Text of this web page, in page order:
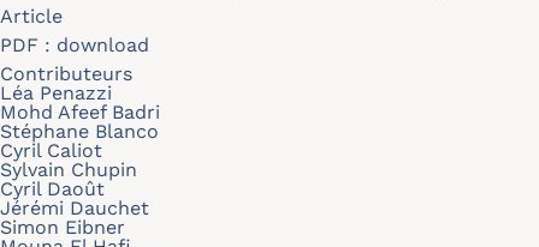
Article
PDF : download
Contributeurs
Léa Penazzi
Mohd Afeef Badri
Stéphane Blanco
Cyril Caliot
Sylvain Chupin
Cyril Daoût
Jérémi Dauchet
Simon Eibner